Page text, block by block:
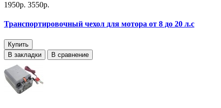
1950р. 3550р.
Транспортировочный чехол для мотора от 8 до 20 л.с
Купить
В закладки
В сравнение